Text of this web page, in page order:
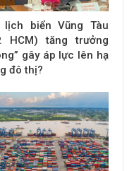
lịch biển Vũng Tàu
HCM) tăng trưởng
gây áp lực lên hạ
đô thị?